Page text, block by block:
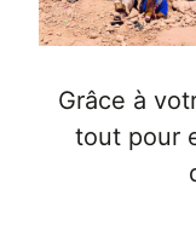
Grâce à
tout pour